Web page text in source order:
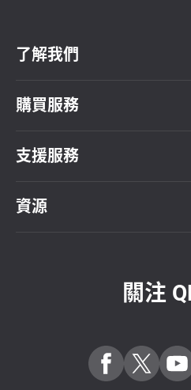
了解我們
購買服務
支援服務
資源
關注